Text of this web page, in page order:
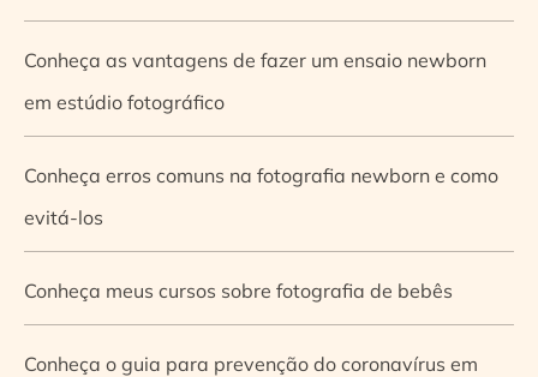
Conheça as vantagens de fazer um ensaio newborn
em estúdio fotográfico
Conheça erros comuns na fotografia newborn e como
evitá-los
Conheça meus cursos sobre fotografia de bebês
Conheça o guia para prevenção do coronavírus em